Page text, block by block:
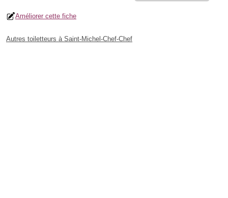
Améliorer cette fiche
Autres toiletteurs à Saint-Michel-Chef-Chef